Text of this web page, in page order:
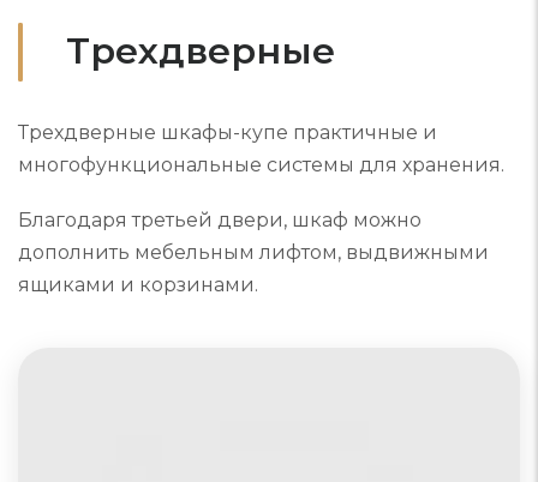
Трехдверные
Трехдверные шкафы-купе практичные и
многофункциональные системы для хранения.
Благодаря третьей двери, шкаф можно
дополнить мебельным лифтом, выдвижными
ящиками и корзинами.